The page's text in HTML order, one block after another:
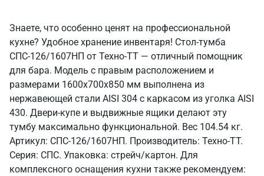
Знаете, что особенно ценят на профессиональной
кухне? Удобное хранение инвентаря! Стол-тумба
СПС-126/1607НП от Техно-ТТ — отличный помощник
для бара. Модель с правым расположением и
размерами 1600x700x850 мм выполнена из
нержавеющей стали AISI 304 с каркасом из уголка AISI
430. Двери-купе и выдвижные ящики делают эту
тумбу максимально функциональной. Вес 104.54 кг.
Артикул: СПС-126/1607НП. Производитель: Техно-ТТ.
Серия: СПС. Упаковка: стрейч/картон. Для
комплексного оснащения кухни также рекомендуем: